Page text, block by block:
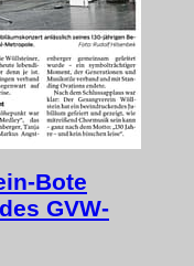
Bote
GVW-